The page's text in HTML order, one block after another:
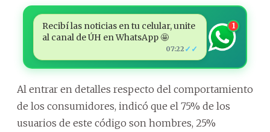
Recibí las noticias en tu celular, unite
al canal de ÚH en WhatsApp 🤩
07:22 ✓✓
1
Al entrar en detalles respecto del comportamiento
de los consumidores, indicó que el 75% de los
usuarios de este código son hombres, 25%